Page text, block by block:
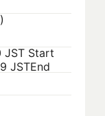
JST Start
JSTEnd